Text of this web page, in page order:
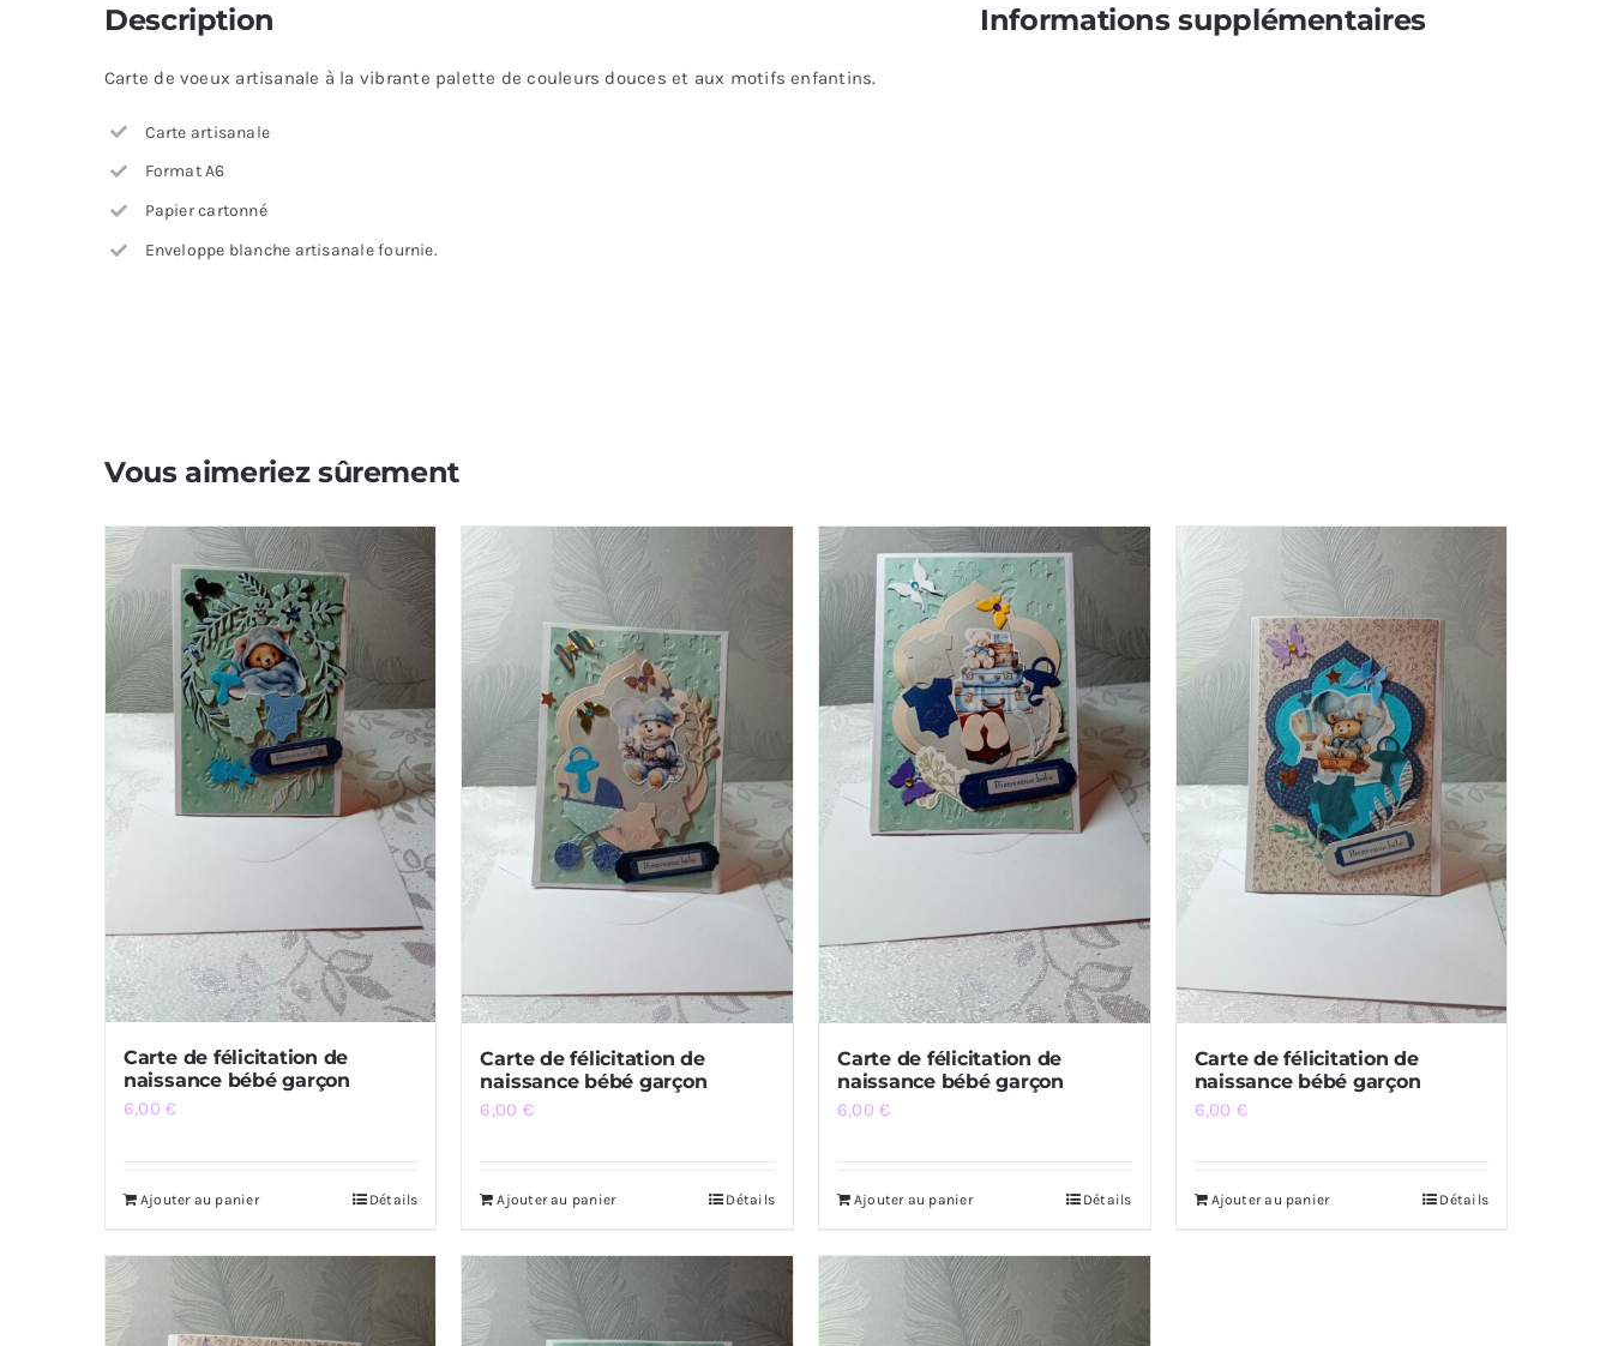
Description
Carte de voeux artisanale à la vibrante palette de couleurs douces et aux motifs enfantins.
Carte artisanale
Format A6
Papier cartonné
Enveloppe blanche artisanale fournie.
Informations supplémentaires
Vous aimeriez sûrement
Carte de félicitation de
naissance bébé garçon
6,00€
Ajouter au panier Détails
Carte de félicitation de
naissance bébé garçon
6,00 €
Ajouter au panier Détails
Carte de félicitation de
naissance bébé garçon
6,00€
Ajouter au panier Détails
Carte de félicitation de
naissance bébé garçon
6,00 €
Ajouter au panier Détails